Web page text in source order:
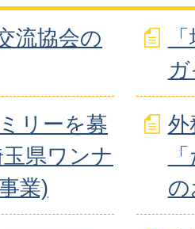
流協会の
リーを募
県ワンナ
業)
外